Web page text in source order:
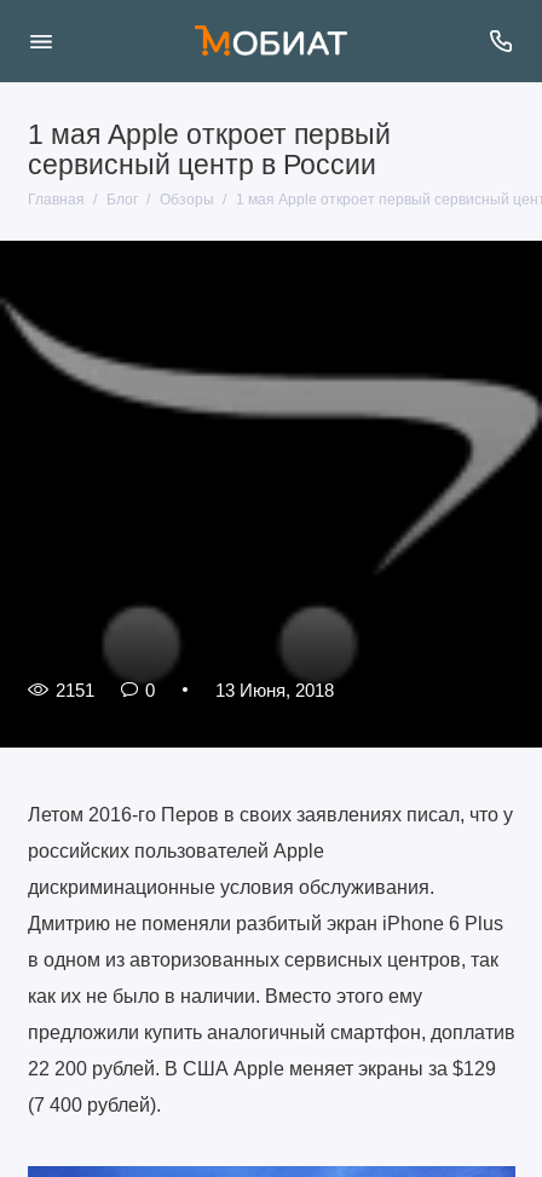
1 мая Apple откроет первый
сервисный центр в России
Главная Блог Обзоры 1 мая Apple откроет первый сервисный
2151 0 13 Июня, 2018
Летом 2016-го Перов в своих заявлениях писал, что у
российских пользователей Apple
дискриминационные условия обслуживания.
Дмитрию не поменяли разбитый экран iPhone 6 Plus
в одном из авторизованных сервисных центров, так
как их не было в наличии. Вместо этого ему
предложили купить аналогичный смартфон, доплатив
22 200 рублей. В США Apple меняет экраны за $129
(7 400 рублей).